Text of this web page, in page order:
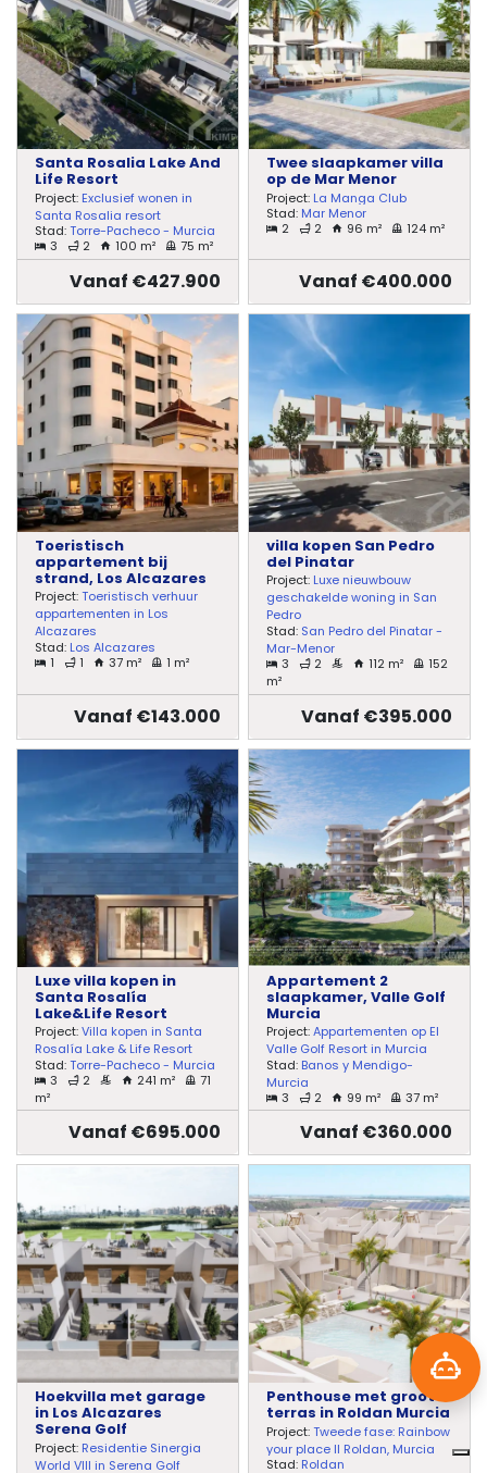
Santa Rosalia Lake And
Life Resort
Project: Exclusief wonen in
Santa Rosalia resort
Stad:Torre-Pacheco - Murcia
3
2 100 m² 75 m²
Vanaf €427.900
Twee slaapkamer villa
op de Mar Menor
Project: La Manga Club
Stad: Mar Menor
2
2 96 m² 124 m²
Vanaf €400.000
Toeristisch
appartement bij
strand, Los Alcazares
Project:Toeristisch verhuur
appartementen in Los
Alcazares
Stad: Los Alcazares
1
1 37 m² 1 m²
Vanaf €143.000
villa kopen San Pedro
del Pinatar
Project: Luxe nieuwbouw
geschakelde woning in San
Pedro
Stad: San Pedro del Pinatar -
Mar-Menor
3
2 112 m²
152
m²
Vanaf €395.000
Luxe villa kopen in
Santa Rosalía
Lake&Life Resort
Project:Villa kopen in Santa
Rosalía Lake & Life Resort
Stad:Torre-Pacheco - Murcia
3
2 241 m²
71
m²
Vanaf €695.000
Appartement 2
slaapkamer, Valle Golf
Murcia
Project:Appartementen op El
Valle Golf Resort in Murcia
Stad: Banos y Mendigo-
Murcia
3
2 99 m² 37 m²
Vanaf €360.000
Hoekvilla met garage
in Los Alcazares
Serena Golf
Project: Residentie Sinergia
World VIII in Serena Golf
Penthouse met groot
terras in Roldan Murcia
Project:Tweede fase: Rainbow
your place II Roldan, Murcia
Stad: Roldan